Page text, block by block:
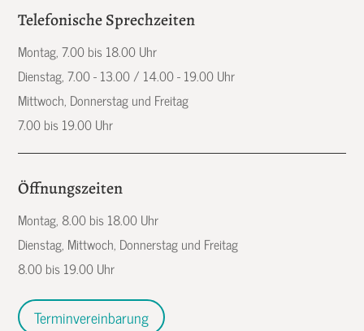
Telefonische Sprechzeiten
Montag, 7.00 bis 18.00 Uhr
Dienstag, 7.00 - 13.00 / 14.00 - 19.00 Uhr
Mittwoch, Donnerstag und Freitag
7.00 bis 19.00 Uhr
Öffnungszeiten
Montag, 8.00 bis 18.00 Uhr
Dienstag, Mittwoch, Donnerstag und Freitag
8.00 bis 19.00 Uhr
Terminvereinbarung